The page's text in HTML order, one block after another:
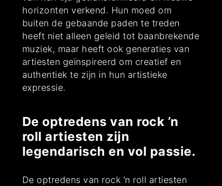
horizonten verkend. Hun moed om
buiten de gebaande paden te treden
heeft niet alleen geleid tot baanbrekende
muziek, maar heeft ook generaties van
artiesten geïnspireerd om creatief en
authentiek te zijn in hun artistieke
expressie.
De optredens van rock ’n
roll artiesten zijn
legendarisch en vol passie.
De optredens van rock ’n roll artiesten